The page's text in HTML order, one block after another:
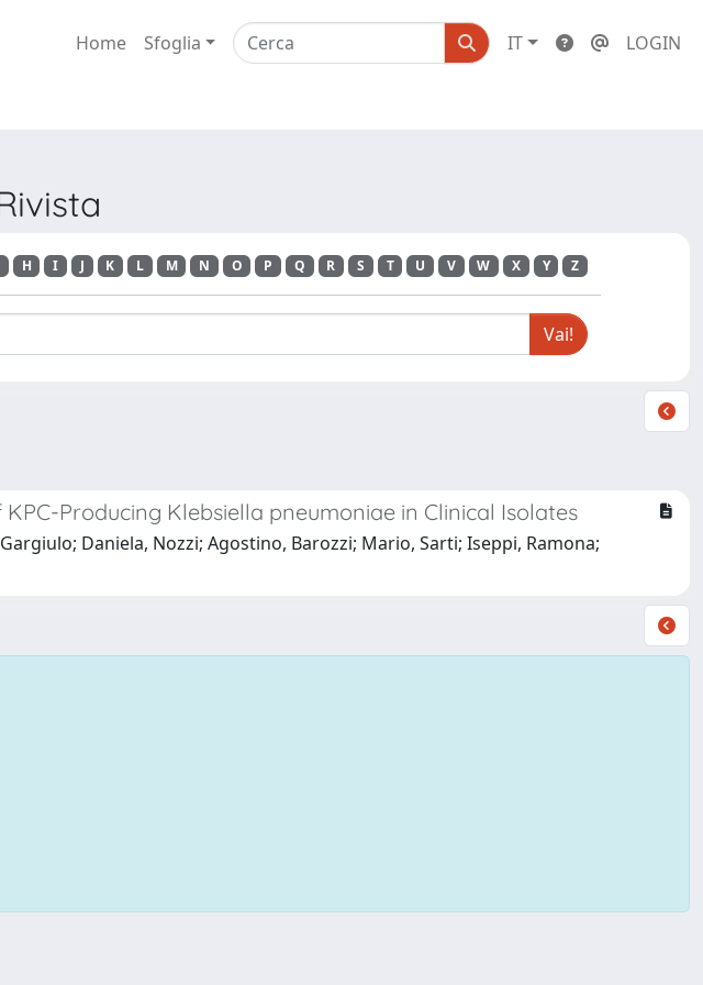
Home Sfoglia IT LOGIN
H I J K L M N O P Q R S T U V W X Y Z
Producing Klebsiella pneumoniae in Clinical Isolates
Daniela, Nozzi; Agostino, Barozzi; Mario, Sarti; Iseppi, Ramona;